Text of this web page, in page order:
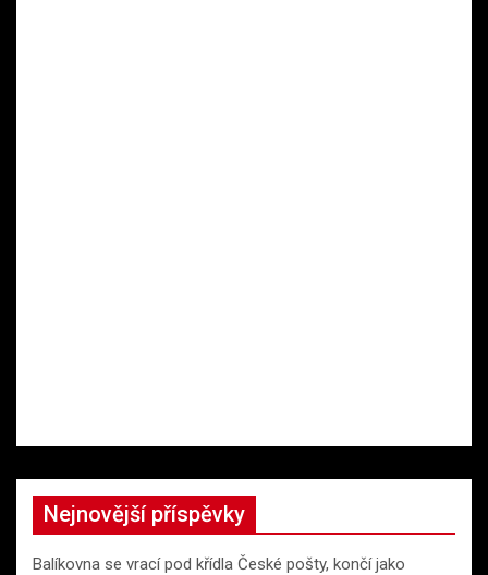
Nejnovější příspěvky
Balíkovna se vrací pod křídla České pošty, končí jako